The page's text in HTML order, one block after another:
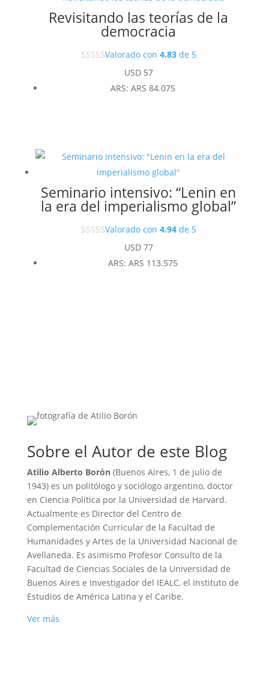
Revisitando las teorías de la
democracia
Valorado con 4.83de 5
USD57
ARS: ARS 84.075
Seminario intensivo: “Lenin en
la era del imperialismo global”
Valorado con 4.94de 5
USD77
ARS: ARS 113.575
Sobre el Autor de este Blog
Atilio Alberto Borón(Buenos Aires, 1 de julio de
1943) es un politólogo y sociólogo argentino, doctor
en Ciencia Política por la Universidad de Harvard.
Actualmente es Director del Centro de
Complementación Curricular de la Facultad de
Humanidades y Artes de la Universidad Nacional de
Avellaneda. Es asimismo Profesor Consulto de la
Facultad de Ciencias Sociales de la Universidad de
Buenos Aires e Investigador del IEALC, el Instituto de
Estudios de América Latina y el Caribe.
Ver más